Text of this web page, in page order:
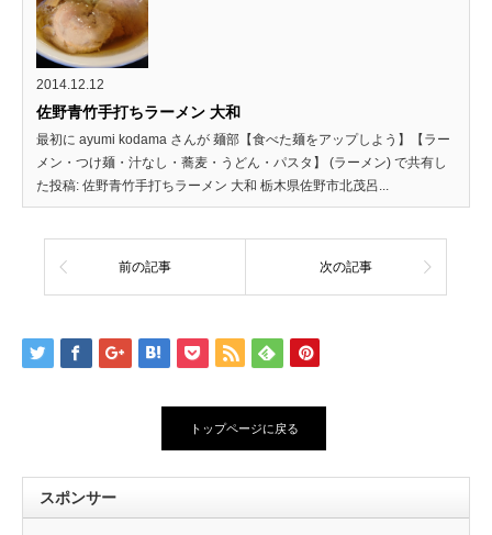
2014.12.12
佐野青竹手打ちラーメン 大和
最初に ayumi kodama さんが 麺部【食べた麺をアップしよう】【ラー
メン・つけ麺・汁なし・蕎麦・うどん・パスタ】 (ラーメン) で共有し
た投稿: 佐野青竹手打ちラーメン 大和 栃木県佐野市北茂呂...
前の記事 次の記事
トップページに戻る
スポンサー